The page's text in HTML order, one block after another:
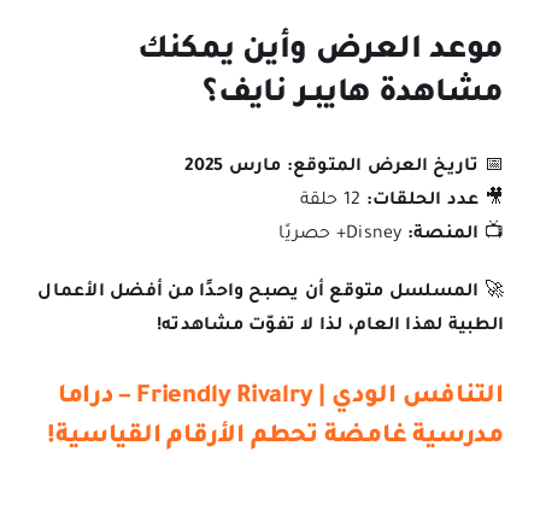
موعد العرض وأين يمكنك
مشاهدة هايبـر نايف؟
📅 تاريخ العرض المتوقع: مارس 2025
🎥 عدد الحلقات:
📺 المنصة:
🚀 المسلسل متوقع أن يصبح واحدًا من أفضل الأعمال
الطبية لهذا العام، لذا لا تفوّت مشاهدته!
التنافس الودي | Friendly Rivalry – دراما
مدرسية غامضة تحطم الأرقام القياسية!